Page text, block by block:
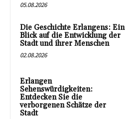
05.08.2026
Die Geschichte Erlangens: Ein
Blick auf die Entwicklung der
Stadt und ihrer Menschen
02.08.2026
Erlangen
Sehenswürdigkeiten:
Entdecken Sie die
verborgenen Schätze der
Stadt